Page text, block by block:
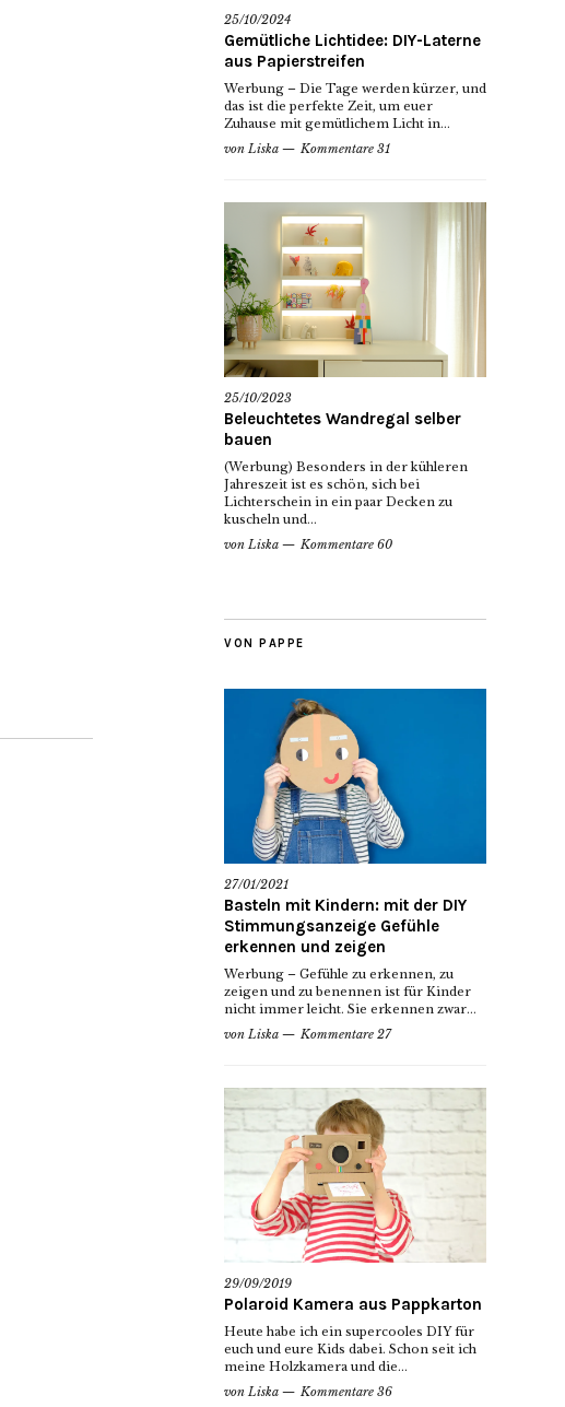
25/10/2024
Gemütliche Lichtidee: DIY-Laterne
aus Papierstreifen
Werbung – Die Tage werden kürzer, und
das ist die perfekte Zeit, um euer
Zuhause mit gemütlichem Licht in...
von Liska Kommentare 31
25/10/2023
Beleuchtetes Wandregal selber
bauen
(Werbung) Besonders in der kühleren
Jahreszeit ist es schön, sich bei
Lichterschein in ein paar Decken zu
kuscheln und...
von Liska Kommentare 60
VON PAPPE
27/01/2021
Basteln mit Kindern: mit der DIY
Stimmungsanzeige Gefühle
erkennen und zeigen
Werbung – Gefühle zu erkennen, zu
zeigen und zu benennen ist für Kinder
nicht immer leicht. Sie erkennen zwar...
von Liska Kommentare 27
29/09/2019
Polaroid Kamera aus Pappkarton
Heute habe ich ein supercooles DIY für
euch und eure Kids dabei. Schon seit ich
meine Holzkamera und die...
von Liska Kommentare 36